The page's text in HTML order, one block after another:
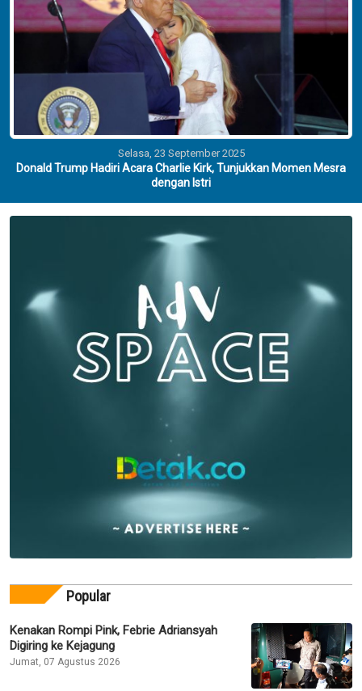
Selasa, 23 September 2025
Donald Trump Hadiri Acara Charlie Kirk, Tunjukkan Momen Mesra
dengan Istri
Popular
Kenakan Rompi Pink, Febrie Adriansyah
Digiring ke Kejagung
Jumat, 07 Agustus 2026